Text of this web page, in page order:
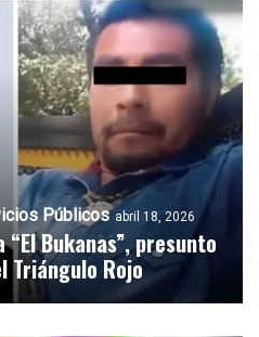
Públicos abril 18, 2026
Bukanas”, presunto
Triángulo Rojo